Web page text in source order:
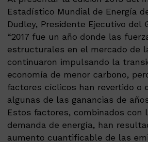
Estadístico Mundial de Energía
Dudley, Presidente Ejecutivo del
“2017 fue un año donde las
estructurales en el mercado de
continuaron impulsando la
economía de menor carbono,
factores cíclicos han revertido o
algunas de las ganancias de
Estos factores, combinados con
demanda de energía, han
aumento cuantificable de las